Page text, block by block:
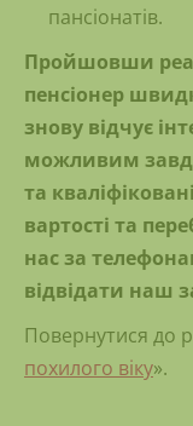
пансіонатів.
Пройшовши
пенсіонер
знову відчує
можливим
та
вартості та
нас за
відвідати наш
Повернутися до
похилого віку».